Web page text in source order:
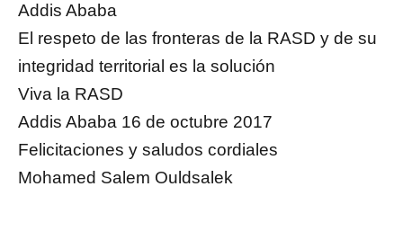
Addis Ababa
El respeto de las fronteras de la RASD y de su
integridad territorial es la solución
Viva la RASD
Addis Ababa 16 de octubre 2017
Felicitaciones y saludos cordiales
Mohamed Salem Ouldsalek